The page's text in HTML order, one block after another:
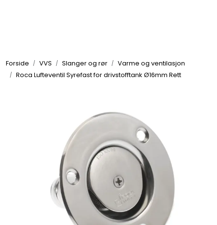
Forside VVS Slanger og rør
Varme og ventilasjon
Roca Lufteventil Syrefast for drivstofftank Ø16mm Rett
Elektrisk
Motor/Styring